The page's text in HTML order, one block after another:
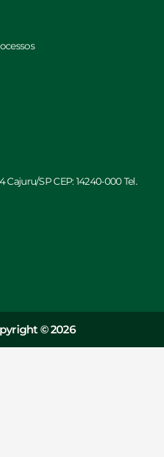
Cajuru/SP CEP: 14240-000 Tel.
© 2026